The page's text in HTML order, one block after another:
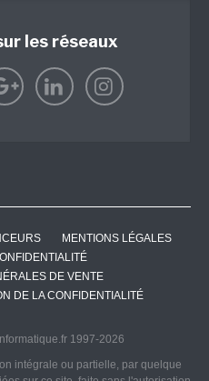
les réseaux
MENTIONS LÉGALES
DE VENTE
DE LA CONFIDENTIALITÉ
1997-2026
intégrale ou partielle, par quelque